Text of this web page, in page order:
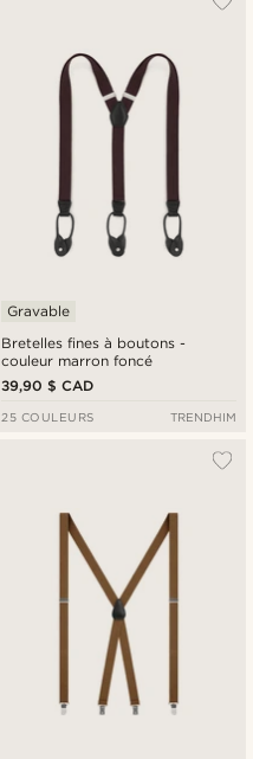
Bretelles fines à boutons -
couleur marron foncé
Gravable
39,90 $ CAD
25 COULEURS TRENDHIM